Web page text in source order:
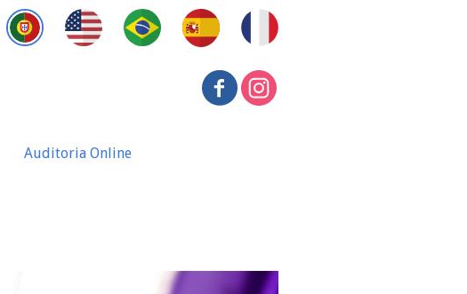
Auditoria Online